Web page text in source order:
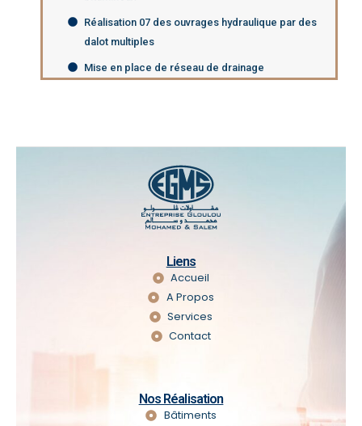
Réalisation 07 des ouvrages hydraulique par des
dalot multiples
Mise en place de réseau de drainage
Liens
Accueil
A Propos
Services
Contact
Nos Réalisation
Bâtiments